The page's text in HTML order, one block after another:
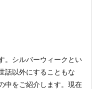
シルバーウィークとい
話以外にすることもな
中をご紹介します。 現在